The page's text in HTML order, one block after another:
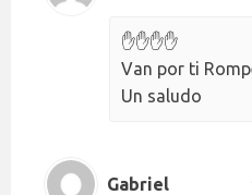
✋✋✋✋
Van por ti
Un saludo
Gabriel